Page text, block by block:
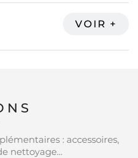
: accessoires,
nettoyage...